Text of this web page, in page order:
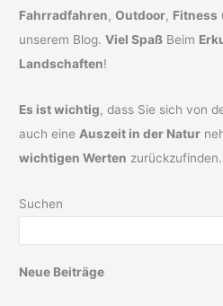
Fahrradfahren,Outdoor, Fitness
unserem Blog.Viel Spaß Beim
Landschaften!
Es ist wichtig, dass Sie sich von
auch eine Auszeit in der Natur
wichtigen Werten zurückzufinden.
Suchen
Neue Beiträge